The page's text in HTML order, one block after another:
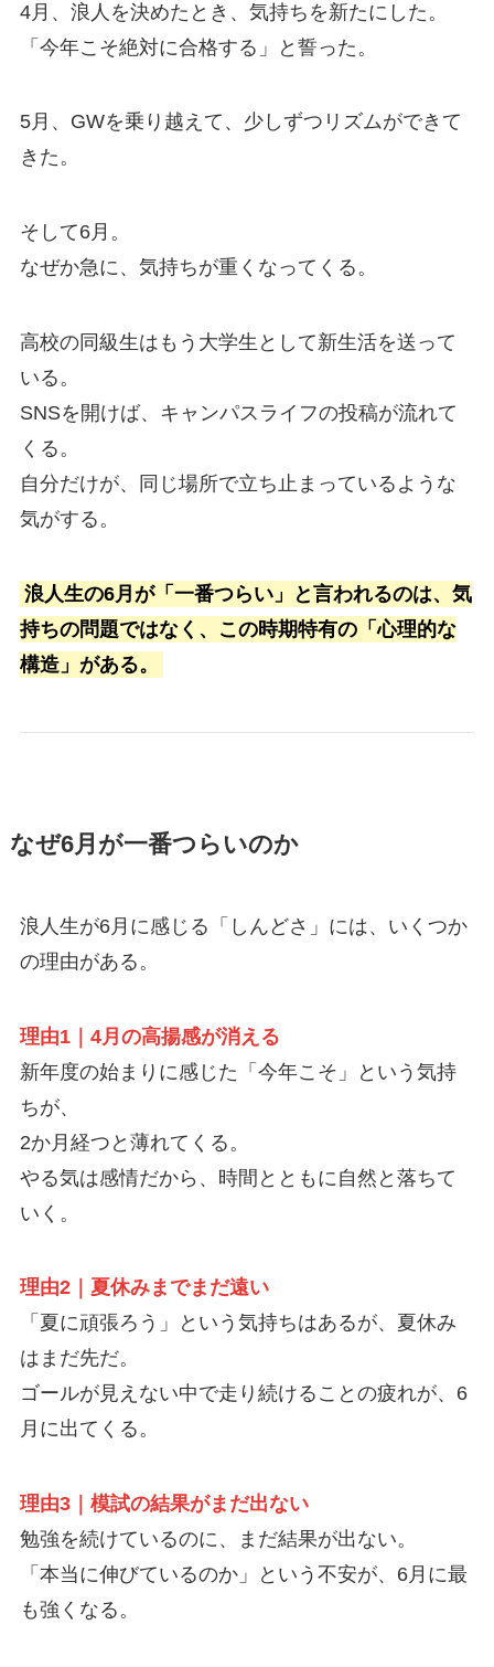
4月、浪人を決めたとき、気持ちを新たにした。
「今年こそ絶対に合格する」と誓った。
5月、GWを乗り越えて、少しずつリズムができて
きた。
そして6月。
なぜか急に、気持ちが重くなってくる。
高校の同級生はもう大学生として新生活を送って
いる。
SNSを開けば、キャンパスライフの投稿が流れて
くる。
自分だけが、同じ場所で立ち止まっているような
気がする。
浪人生の6月が「一番つらい」と言われるのは、気
持ちの問題ではなく、この時期特有の「心理的な
構造」がある。
なぜ6月が一番つらいのか
浪人生が6月に感じる「しんどさ」には、いくつか
の理由がある。
理由1｜4月の高揚感が消える
新年度の始まりに感じた「今年こそ」という気持
ちが、
2か月経つと薄れてくる。
やる気は感情だから、時間とともに自然と落ちて
いく。
理由2｜夏休みまでまだ遠い
「夏に頑張ろう」という気持ちはあるが、夏休み
はまだ先だ。
ゴールが見えない中で走り続けることの疲れが、6
月に出てくる。
理由3｜模試の結果がまだ出ない
勉強を続けているのに、まだ結果が出ない。
「本当に伸びているのか」という不安が、6月に最
も強くなる。